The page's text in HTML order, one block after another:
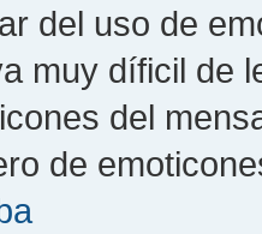
del uso de
muy díficil de
del
de